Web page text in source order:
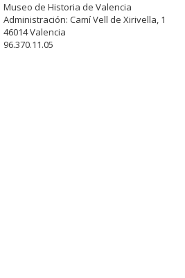
Museo de Historia de Valencia
Administración: Camí Vell de Xirivella, 1
46014 Valencia
96.370.11.05